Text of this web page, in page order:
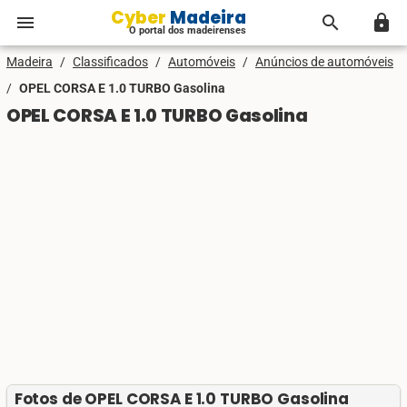
menu Cyber Madeira
O portal dos madeirenses search lock
Madeira / Classificados / Automóveis / Anúncios de automóveis
/ OPEL CORSA E 1.0 TURBO Gasolina
OPEL CORSA E 1.0 TURBO Gasolina
Fotos de OPEL CORSA E 1.0 TURBO Gasolina